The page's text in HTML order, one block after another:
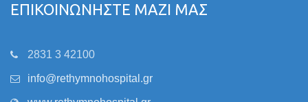
ΕΠΙΚΟΙΝΩΝΗΣΤΕ ΜΑΖΙ ΜΑΣ
2831 3 42100
info@rethymnohospital.gr